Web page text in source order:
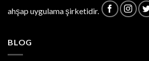
ahşap uygulama şirketidir.
BLOG